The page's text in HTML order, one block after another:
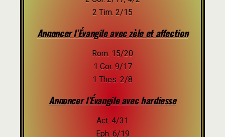
2 Tim. 2/15
Annoncer l’Évangile avec zèle et affection
Rom. 15/20
1 Cor. 9/17
1 Thes. 2/8
Annoncer l’Évangile avec hardiesse
Act. 4/31
Eph. 6/19